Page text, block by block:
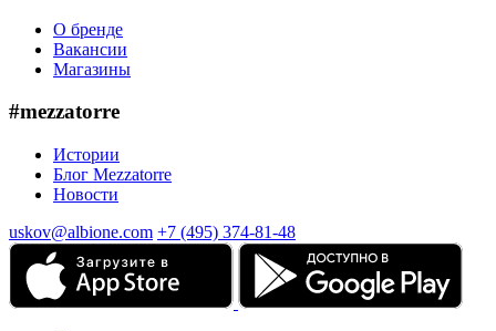
О бренде
Вакансии
Магазины
#mezzatorre
Истории
Блог Mezzatorre
Новости
uskov@albione.com +7 (495) 374-81-48